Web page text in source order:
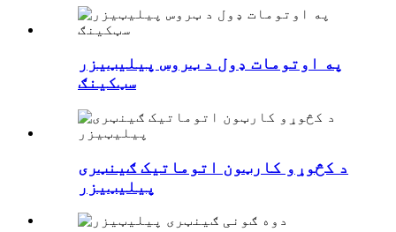
په اوتومات ډول د ټروس پیلیټیزر
سټکینګ
د کڅوړو کارټون اتوماتیک ګینټری
پیلیټیزر